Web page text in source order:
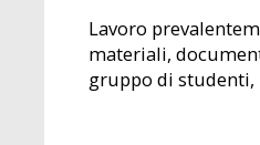
Lavoro
materiali,
gruppo di